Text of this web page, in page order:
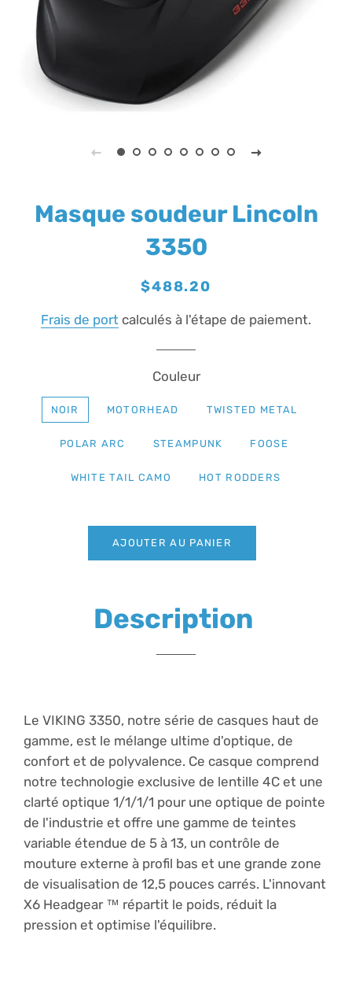
Masque soudeur Lincoln
3350
Prix
Prix
$488.20
Frais de port calculés à l'étape de paiement.
Couleur
NOIR MOTORHEAD TWISTED METAL
POLAR ARC STEAMPUNK FOOSE
WHITE TAIL CAMO HOT RODDERS
AJOUTER AU PANIER
Description
Le VIKING 3350, notre série de casques haut de
gamme, est le mélange ultime d'optique, de
confort et de polyvalence. Ce casque comprend
notre technologie exclusive de lentille 4C et une
clarté optique 1/1/1/1 pour une optique de pointe
de l'industrie et offre une gamme de teintes
variable étendue de 5 à 13, un contrôle de
mouture externe à profil bas et une grande zone
de visualisation de 12,5 pouces carrés. L'innovant
X6 Headgear ™ répartit le poids, réduit la
pression et optimise l'équilibre.